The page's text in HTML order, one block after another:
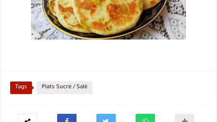
Tags Plats Sucré / Salé